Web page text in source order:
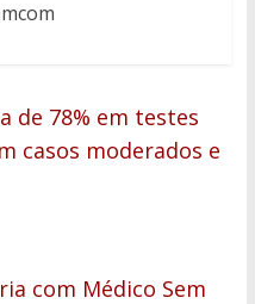
de 78% em testes
casos moderados e
com Médico Sem